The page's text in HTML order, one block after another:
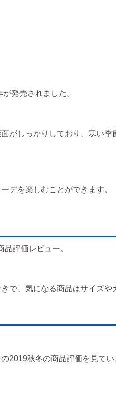
発売されました。
がしっかりしており、寒い
デを楽しむことができます。
評価レビュー。
で、気になる商品はサイズや
2019秋冬の商品評価を見てい